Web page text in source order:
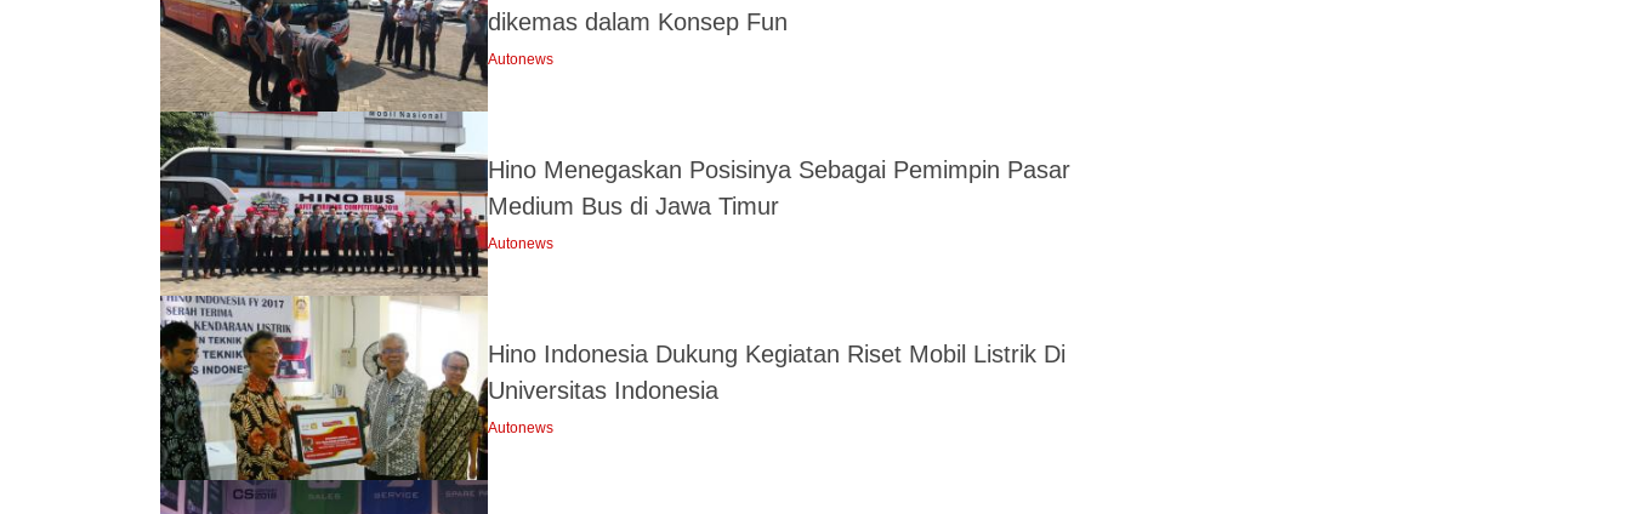
dikemas dalam Konsep Fun
Autonews
Hino Menegaskan Posisinya Sebagai Pemimpin Pasar
Medium Bus di Jawa Timur
Autonews
Hino Indonesia Dukung Kegiatan Riset Mobil Listrik Di
Universitas Indonesia
Autonews